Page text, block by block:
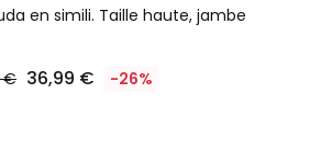
en simili. Taille haute, jambe
€ 36,99 € -26%